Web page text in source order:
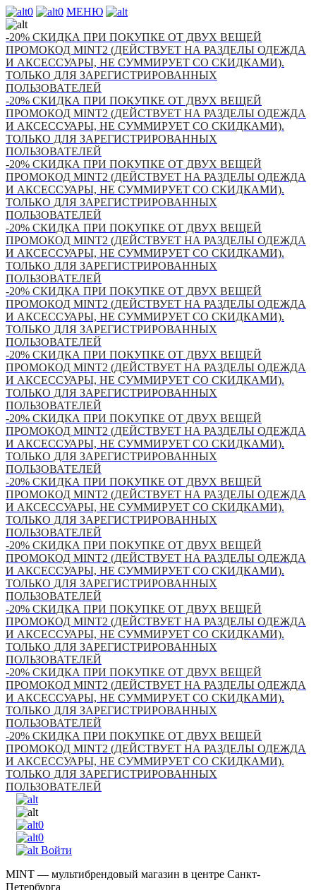
0 0 МЕНЮ
-20% СКИДКА ПРИ ПОКУПКЕ ОТ ДВУХ ВЕЩЕЙ
ПРОМОКОД MINT2 (ДЕЙСТВУЕТ НА РАЗДЕЛЫ ОДЕЖДА
И АКСЕССУАРЫ, НЕ СУММИРУЕТ СО СКИДКАМИ).
ТОЛЬКО ДЛЯ ЗАРЕГИСТРИРОВАННЫХ
ПОЛЬЗОВАТЕЛЕЙ
-20% СКИДКА ПРИ ПОКУПКЕ ОТ ДВУХ ВЕЩЕЙ
ПРОМОКОД MINT2 (ДЕЙСТВУЕТ НА РАЗДЕЛЫ ОДЕЖДА
И АКСЕССУАРЫ, НЕ СУММИРУЕТ СО СКИДКАМИ).
ТОЛЬКО ДЛЯ ЗАРЕГИСТРИРОВАННЫХ
ПОЛЬЗОВАТЕЛЕЙ
-20% СКИДКА ПРИ ПОКУПКЕ ОТ ДВУХ ВЕЩЕЙ
ПРОМОКОД MINT2 (ДЕЙСТВУЕТ НА РАЗДЕЛЫ ОДЕЖДА
И АКСЕССУАРЫ, НЕ СУММИРУЕТ СО СКИДКАМИ).
ТОЛЬКО ДЛЯ ЗАРЕГИСТРИРОВАННЫХ
ПОЛЬЗОВАТЕЛЕЙ
-20% СКИДКА ПРИ ПОКУПКЕ ОТ ДВУХ ВЕЩЕЙ
ПРОМОКОД MINT2 (ДЕЙСТВУЕТ НА РАЗДЕЛЫ ОДЕЖДА
И АКСЕССУАРЫ, НЕ СУММИРУЕТ СО СКИДКАМИ).
ТОЛЬКО ДЛЯ ЗАРЕГИСТРИРОВАННЫХ
ПОЛЬЗОВАТЕЛЕЙ
-20% СКИДКА ПРИ ПОКУПКЕ ОТ ДВУХ ВЕЩЕЙ
ПРОМОКОД MINT2 (ДЕЙСТВУЕТ НА РАЗДЕЛЫ ОДЕЖДА
И АКСЕССУАРЫ, НЕ СУММИРУЕТ СО СКИДКАМИ).
ТОЛЬКО ДЛЯ ЗАРЕГИСТРИРОВАННЫХ
ПОЛЬЗОВАТЕЛЕЙ
-20% СКИДКА ПРИ ПОКУПКЕ ОТ ДВУХ ВЕЩЕЙ
ПРОМОКОД MINT2 (ДЕЙСТВУЕТ НА РАЗДЕЛЫ ОДЕЖДА
И АКСЕССУАРЫ, НЕ СУММИРУЕТ СО СКИДКАМИ).
ТОЛЬКО ДЛЯ ЗАРЕГИСТРИРОВАННЫХ
ПОЛЬЗОВАТЕЛЕЙ
-20% СКИДКА ПРИ ПОКУПКЕ ОТ ДВУХ ВЕЩЕЙ
ПРОМОКОД MINT2 (ДЕЙСТВУЕТ НА РАЗДЕЛЫ ОДЕЖДА
И АКСЕССУАРЫ, НЕ СУММИРУЕТ СО СКИДКАМИ).
ТОЛЬКО ДЛЯ ЗАРЕГИСТРИРОВАННЫХ
ПОЛЬЗОВАТЕЛЕЙ
-20% СКИДКА ПРИ ПОКУПКЕ ОТ ДВУХ ВЕЩЕЙ
ПРОМОКОД MINT2 (ДЕЙСТВУЕТ НА РАЗДЕЛЫ ОДЕЖДА
И АКСЕССУАРЫ, НЕ СУММИРУЕТ СО СКИДКАМИ).
ТОЛЬКО ДЛЯ ЗАРЕГИСТРИРОВАННЫХ
ПОЛЬЗОВАТЕЛЕЙ
-20% СКИДКА ПРИ ПОКУПКЕ ОТ ДВУХ ВЕЩЕЙ
ПРОМОКОД MINT2 (ДЕЙСТВУЕТ НА РАЗДЕЛЫ ОДЕЖДА
И АКСЕССУАРЫ, НЕ СУММИРУЕТ СО СКИДКАМИ).
ТОЛЬКО ДЛЯ ЗАРЕГИСТРИРОВАННЫХ
ПОЛЬЗОВАТЕЛЕЙ
-20% СКИДКА ПРИ ПОКУПКЕ ОТ ДВУХ ВЕЩЕЙ
ПРОМОКОД MINT2 (ДЕЙСТВУЕТ НА РАЗДЕЛЫ ОДЕЖДА
И АКСЕССУАРЫ, НЕ СУММИРУЕТ СО СКИДКАМИ).
ТОЛЬКО ДЛЯ ЗАРЕГИСТРИРОВАННЫХ
ПОЛЬЗОВАТЕЛЕЙ
-20% СКИДКА ПРИ ПОКУПКЕ ОТ ДВУХ ВЕЩЕЙ
ПРОМОКОД MINT2 (ДЕЙСТВУЕТ НА РАЗДЕЛЫ ОДЕЖДА
И АКСЕССУАРЫ, НЕ СУММИРУЕТ СО СКИДКАМИ).
ТОЛЬКО ДЛЯ ЗАРЕГИСТРИРОВАННЫХ
ПОЛЬЗОВАТЕЛЕЙ
-20% СКИДКА ПРИ ПОКУПКЕ ОТ ДВУХ ВЕЩЕЙ
ПРОМОКОД MINT2 (ДЕЙСТВУЕТ НА РАЗДЕЛЫ ОДЕЖДА
И АКСЕССУАРЫ, НЕ СУММИРУЕТ СО СКИДКАМИ).
ТОЛЬКО ДЛЯ ЗАРЕГИСТРИРОВАННЫХ
ПОЛЬЗОВАТЕЛЕЙ
0
0
Войти
MINT — мультибрендовый магазин в центре Санкт-
Петербурга